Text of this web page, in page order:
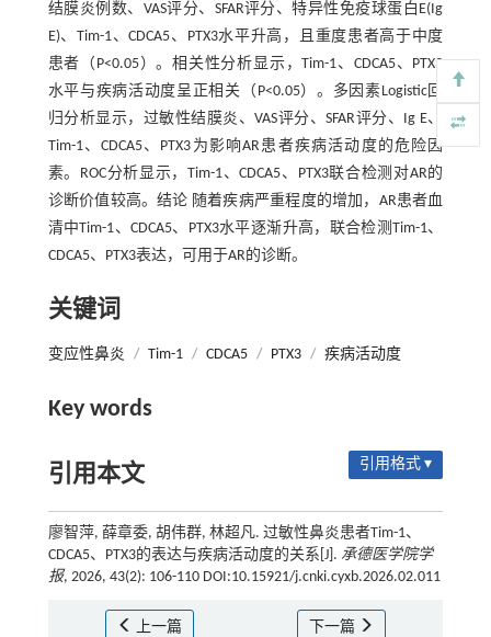
结膜炎例数、VAS评分、SFAR评分、特异性免疫球蛋白E(Ig
E)、Tim-1、CDCA5、PTX3水平升高，且重度患者高于中度
患者（P<0.05）。相关性分析显示，Tim-1、CDCA5、PTX3
水平与疾病活动度呈正相关（P<0.05）。多因素Logistic回
归分析显示，过敏性结膜炎、VAS评分、SFAR评分、Ig E、
Tim-1、CDCA5、PTX3为影响AR患者疾病活动度的危险因
素。ROC分析显示，Tim-1、CDCA5、PTX3联合检测对AR的
诊断价值较高。结论 随着疾病严重程度的增加，AR患者血
清中Tim-1、CDCA5、PTX3水平逐渐升高，联合检测Tim-1、
CDCA5、PTX3表达，可用于AR的诊断。
关键词
变应性鼻炎 / Tim-1 / CDCA5 / PTX3 / 疾病活动度
Key words
引用本文 引用格式 ▾
廖智萍, 薛章委, 胡伟群, 林超凡. 过敏性鼻炎患者Tim-1、
CDCA5、PTX3的表达与疾病活动度的关系[J]. 承德医学院学
报, 2026, 43(2): 106-110 DOI:10.15921/j.cnki.cyxb.2026.02.011
上一篇 下一篇